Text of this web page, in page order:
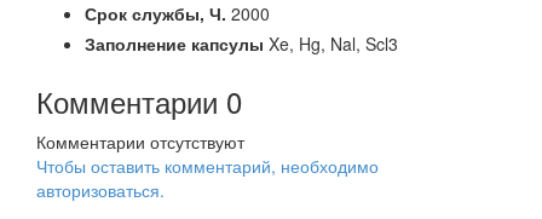
Срок службы, Ч. 2000
Заполнение капсулы Xe, Hg, Nal, Scl3
Комментарии 0
Комментарии отсутствуют
Чтобы оставить комментарий, необходимо
авторизоваться.